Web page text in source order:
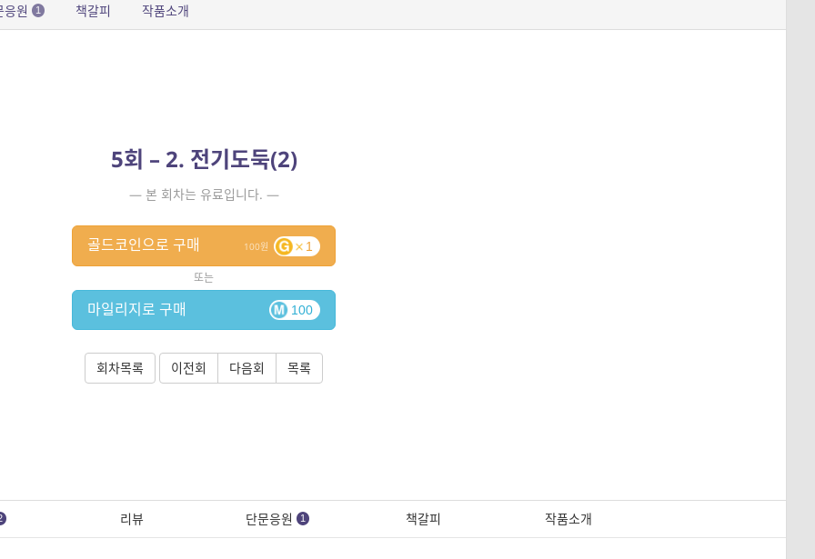
응원 1 책갈피 작품소개
5회 – 2. 전기도둑(2)
— 본 회차는 유료입니다. —
100 1
골드코인으로 구매
또는
100
마일리지로 구매
회차목록 이전회 다음회 목록
리뷰 단문응원 1 책갈피 작품소개